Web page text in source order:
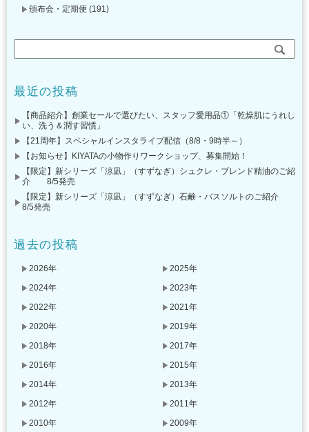
頒布会・定期便 (191)
最近の投稿
【商品紹介】創業セールで選びたい、スタッフ愛用品①「乾燥肌にうれし
い、洗う＆潤す習慣」
【21周年】スペシャルインスタライブ配信（8/8・9時半～）
【お知らせ】KIYATAの小物作りワークショップ、募集開始！
【限定】新シリーズ「涼凪」（すずなぎ）シュクレ・ブレンド精油のご紹
介 8/5発売
【限定】新シリーズ「涼凪」（すずなぎ）石鹸・バスソルトのご紹介
8/5発売
過去の投稿
2026年
2025年
2024年
2023年
2022年
2021年
2020年
2019年
2018年
2017年
2016年
2015年
2014年
2013年
2012年
2011年
2010年
2009年